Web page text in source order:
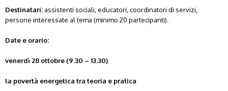
Destinatari: assistenti sociali, educatori, coordinatori di servizi,
persone interessate al tema (minimo 20 partecipanti).
Date e orario:
venerdì 28 ottobre (9.30 – 13.30)
la povertà energetica tra teoria e pratica